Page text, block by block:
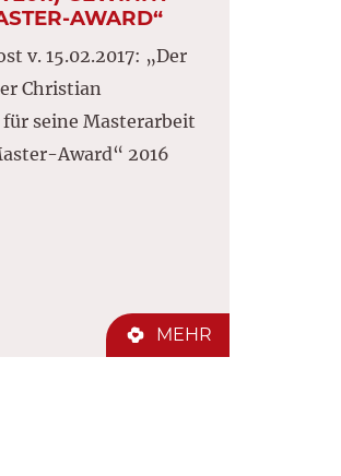
AWARD“
v. 15.02.2017: „Der
Christian
seine Masterarbeit
Award“ 2016
MEHR